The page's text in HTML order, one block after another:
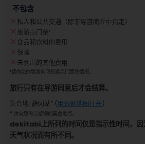
不包含
私人和公共交通（除非导游简介中指定）
旅游点门票¹
食品和饮料的费用
保险
未列出的其他费用
¹请向您的导游询问旅游点门票的情况。
旅行只有在导游同意后才会结算。
集合地: 静冈站² (用谷歌地图打开)
² 请向您的导游询问集合地点。
dekitabi上所列的时间仅是指示性时间，因
天气状况而有所不同。